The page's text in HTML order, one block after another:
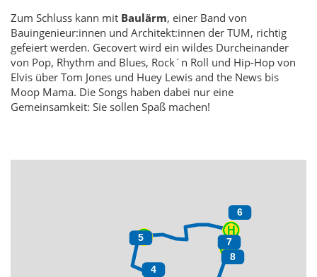
Zum Schluss kann mit Baulärm, einer Band von
Bauingenieur:innen und Architekt:innen der TUM, richtig
gefeiert werden. Gecovert wird ein wildes Durcheinander
von Pop, Rhythm and Blues, Rock´n Roll und Hip-Hop von
Elvis über Tom Jones und Huey Lewis and the News bis
Moop Mama. Die Songs haben dabei nur eine
Gemeinsamkeit: Sie sollen Spaß machen!